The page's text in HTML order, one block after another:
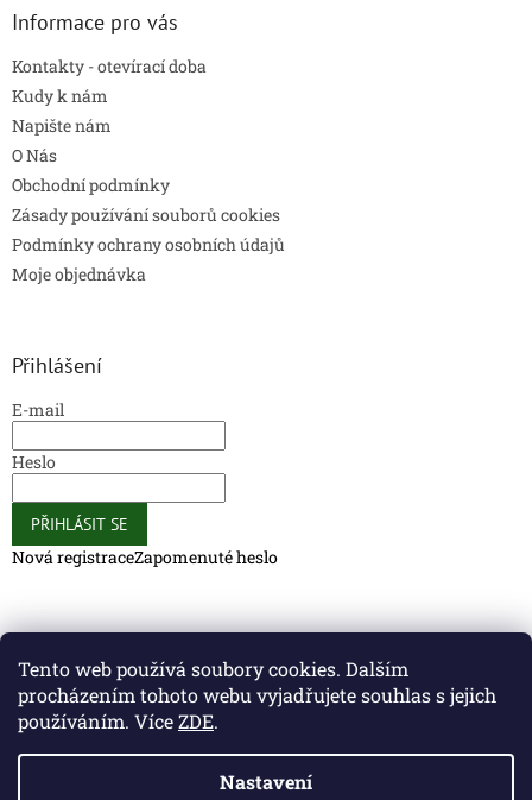
Tento web používá soubory cookies. Dalším
procházením tohoto webu vyjadřujete souhlas s jejich
používáním. VíceZDE.
Nastavení
Informace pro vás
Kontakty - otevírací doba
Kudy k nám
Napište nám
O Nás
Obchodní podmínky
Zásady používání souborů cookies
Podmínky ochrany osobních údajů
Moje objednávka
Přihlášení
E-mail
Heslo
PŘIHLÁSIT SE
Nová registraceZapomenuté heslo